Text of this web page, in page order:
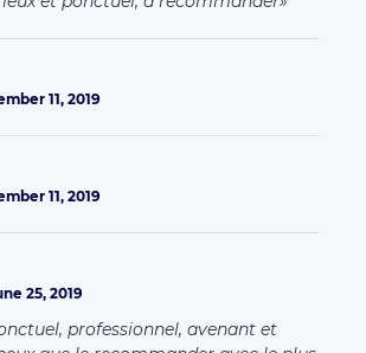
11, 2019
11, 2019
25, 2019
professionnel, avenant et